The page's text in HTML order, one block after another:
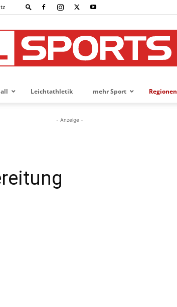
Leichtathletik mehr Sport Regionen
- Anzeige -